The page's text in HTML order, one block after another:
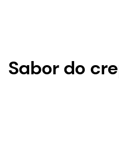
Sabor do